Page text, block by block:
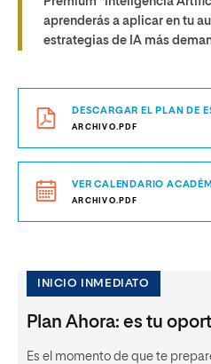
aprenderás a aplicar en tu
estrategias de IA más
DESCARGAR EL PLAN DE
ARCHIVO.PDF
VER CALENDARIO
ARCHIVO.PDF
INICIO INMEDIATO
Plan Ahora: es tu
Es el momento de que te